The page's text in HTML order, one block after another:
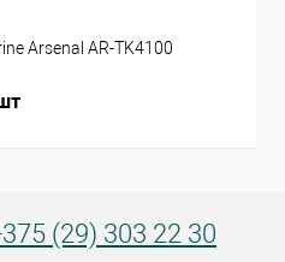
Arsenal AR-TK4100
(29) 303 22 30